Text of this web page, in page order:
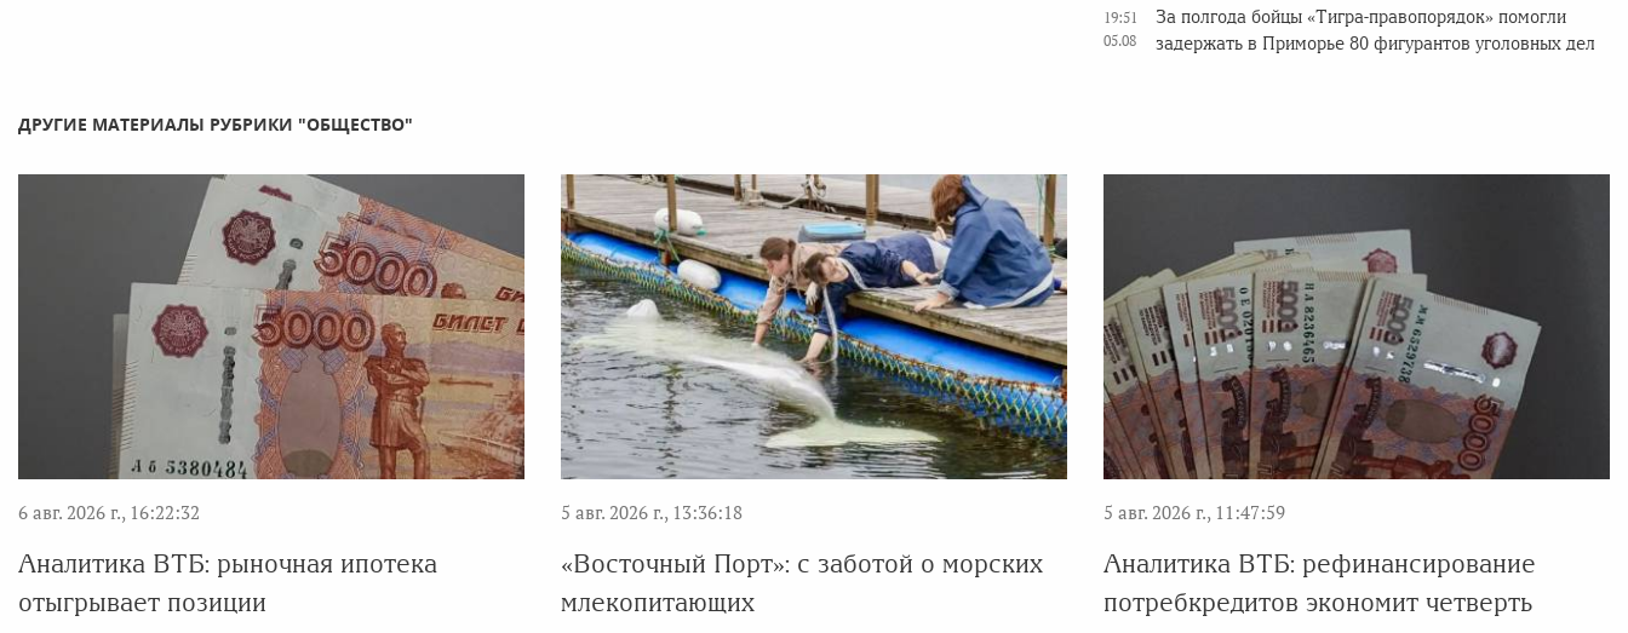
19:51
05.08
За полгода бойцы «Тигра-правопорядок» помогли
задержать в Приморье 80 фигурантов уголовных дел
ДРУГИЕ МАТЕРИАЛЫ РУБРИКИ "ОБЩЕСТВО"
6 авг. 2026 г., 16:22:32
Аналитика ВТБ: рыночная ипотека
отыгрывает позиции
5 авг. 2026 г., 13:36:18
«Восточный Порт»: с заботой о морских
млекопитающих
5 авг. 2026 г., 11:47:59
Аналитика ВТБ: рефинансирование
потребкредитов экономит четверть